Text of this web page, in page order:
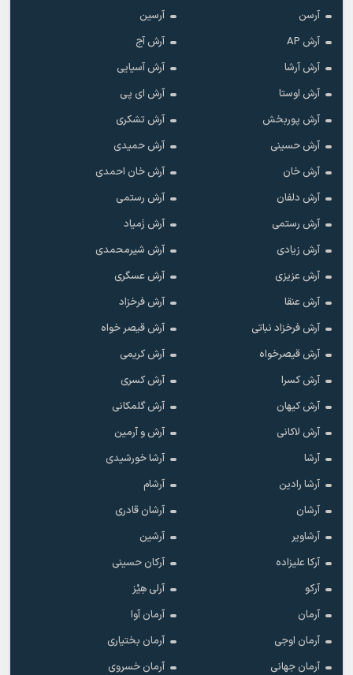
آرسن
آرسین
آرش AP
آرش آج
آرش آرشا
آرش آسیایی
آرش اوستا
آرش ای پی
آرش پوربخش
آرش تشکری
آرش حسینی
آرش حمیدی
آرش خان
آرش خان احمدی
آرش دلفان
آرش رستمى
آرش رستمی
آرش زَمیاد
آرش زیادی
آرش شیرمحمدی
آرش عزیزی
آرش عسگری
آرش عنقا
آرش فرخزاد
آرش فرخزاد نباتی
آرش قیصر خواه
آرش قیصرخواه
آرش کریمی
آرش کسرا
آرش کسری
آرش کیهان
آرش گلمکانی
آرش لاکانی
آرش و آرمین
آرشا
آرشا خورشیدی
آرشا رادین
آرشام
آرشان
آرشان قادری
آرشاویر
آرشین
آرکا علیزاده
آرکان حسینی
آرکو
آرلی هِیْز
آرمان
آرمان آوا
آرمان اوجی
آرمان بختیاری
آرمان جهانی
آرمان خسروی